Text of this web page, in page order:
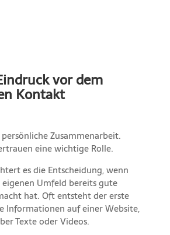
vor dem
Kontakt
Zusammenarbeit.
eine wichtige Rolle.
es die Entscheidung, wenn
Umfeld bereits gute
hat. Oft entsteht der erste
Informationen auf einer Website,
Texte oder Videos.